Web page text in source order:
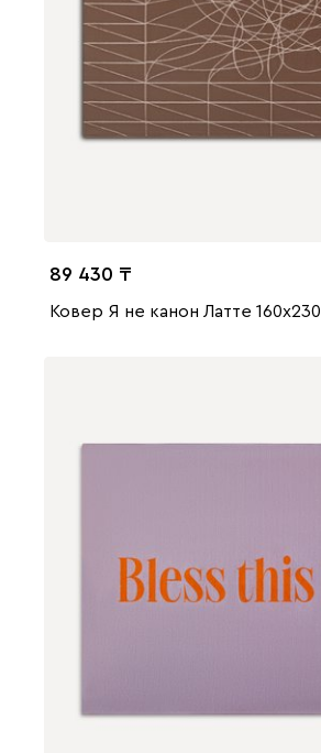
89 430
Ковер Я не канон Латте 160x230